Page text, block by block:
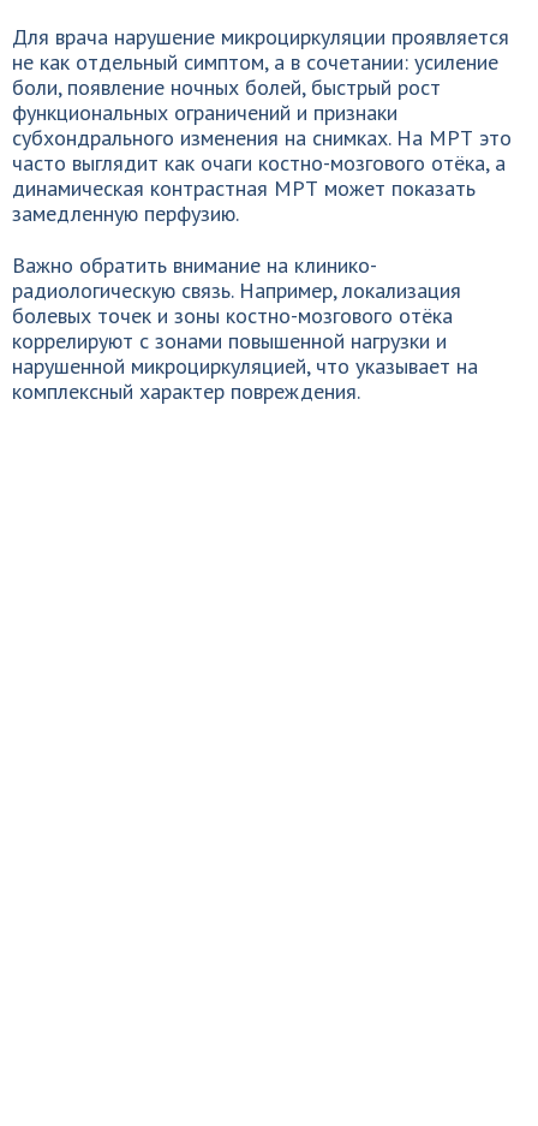
Для врача нарушение микроциркуляции проявляется
не как отдельный симптом, а в сочетании: усиление
боли, появление ночных болей, быстрый рост
функциональных ограничений и признаки
субхондрального изменения на снимках. На МРТ это
часто выглядит как очаги костно-мозгового отёка, а
динамическая контрастная МРТ может показать
замедленную перфузию.
Важно обратить внимание на клинико-
радиологическую связь. Например, локализация
болевых точек и зоны костно-мозгового отёка
коррелируют с зонами повышенной нагрузки и
нарушенной микроциркуляцией, что указывает на
комплексный характер повреждения.